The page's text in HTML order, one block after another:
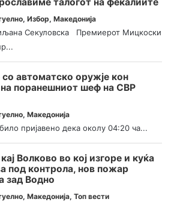
, Избор, Македонија
Секуловска Премиерот Мицкоски
со автоматско оружје кон
на поранешниот шеф на СВР
, Македонија
пријавено дека околу 04:20 ча...
Волково во кој изгоре и куќа
под контрола, нов пожар
зад Водно
, Македонија, Топ вести